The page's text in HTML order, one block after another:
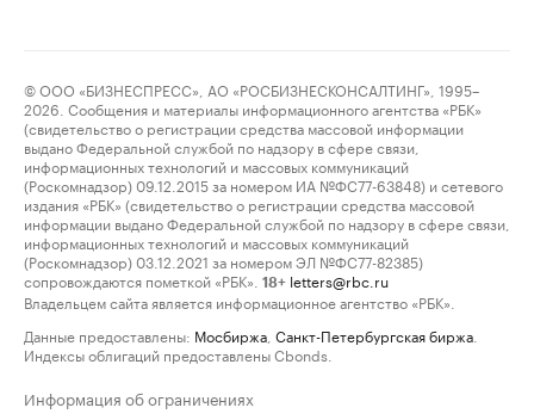
© ООО «БИЗНЕСПРЕСС», АО «РОСБИЗНЕСКОНСАЛТИНГ», 1995–
2026. Сообщения и материалы информационного агентства «РБК»
(свидетельство о регистрации средства массовой информации
выдано Федеральной службой по надзору в сфере связи,
информационных технологий и массовых коммуникаций
(Роскомнадзор) 09.12.2015 за номером ИА №ФС77-63848) и сетевого
издания «РБК» (свидетельство о регистрации средства массовой
информации выдано Федеральной службой по надзору в сфере связи,
информационных технологий и массовых коммуникаций
(Роскомнадзор) 03.12.2021 за номером ЭЛ №ФС77-82385)
сопровождаются пометкой «РБК».
18+ letters@rbc.ru
Владельцем сайта является информационное агентство «РБК».
Данные предоставлены: Мосбиржа Санкт-Петербургская биржа
Индексы облигаций предоставлены Cbonds.
Информация об ограничениях